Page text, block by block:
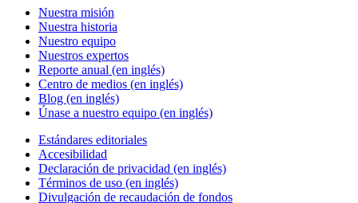
Nuestra misión
Nuestra historia
Nuestro equipo
Nuestros expertos
Reporte anual (en inglés)
Centro de medios (en inglés)
Blog (en inglés)
Únase a nuestro equipo (en inglés)
Estándares editoriales
Accesibilidad
Declaración de privacidad (en inglés)
Términos de uso (en inglés)
Divulgación de recaudación de fondos